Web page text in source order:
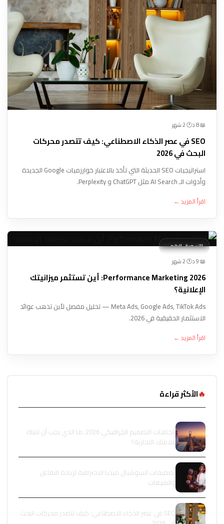
📖 8 د 🕐 2 شهر
SEO في عصر الذكاء الاصطناعي: كيف تتصدر محركات
البحث في 2026
استراتيجيات SEO الحديثة التي تأخذ بالاعتبار خوارزميات Google الجديدة
وأدوات الـ AI Search مثل ChatGPT و Perplexity.
اقرأ المزيد ←
التسويق الرقمي
📖 9 د
🕐 2 شهر
Performance Marketing 2026: أين تستثمر ميزانيتك
الإعلانية؟
Meta Ads, Google Ads, TikTok Ads — تحليل مفصل لأين تذهب عوائد
الاستثمار الحقيقية في 2026.
اقرأ المزيد ←
🔥الأكثر قراءة
اتجاهات التصميم الجرافيكي 2026: ما الذي يجب أن تتبناه
علامتك التجارية؟
تصميمات السوشيال ميديا الاحترافية لزيادة التفاعل
والمبيعات
SEO في عصر الذكاء الاصطناعي: كيف تتصدر محركات البحث